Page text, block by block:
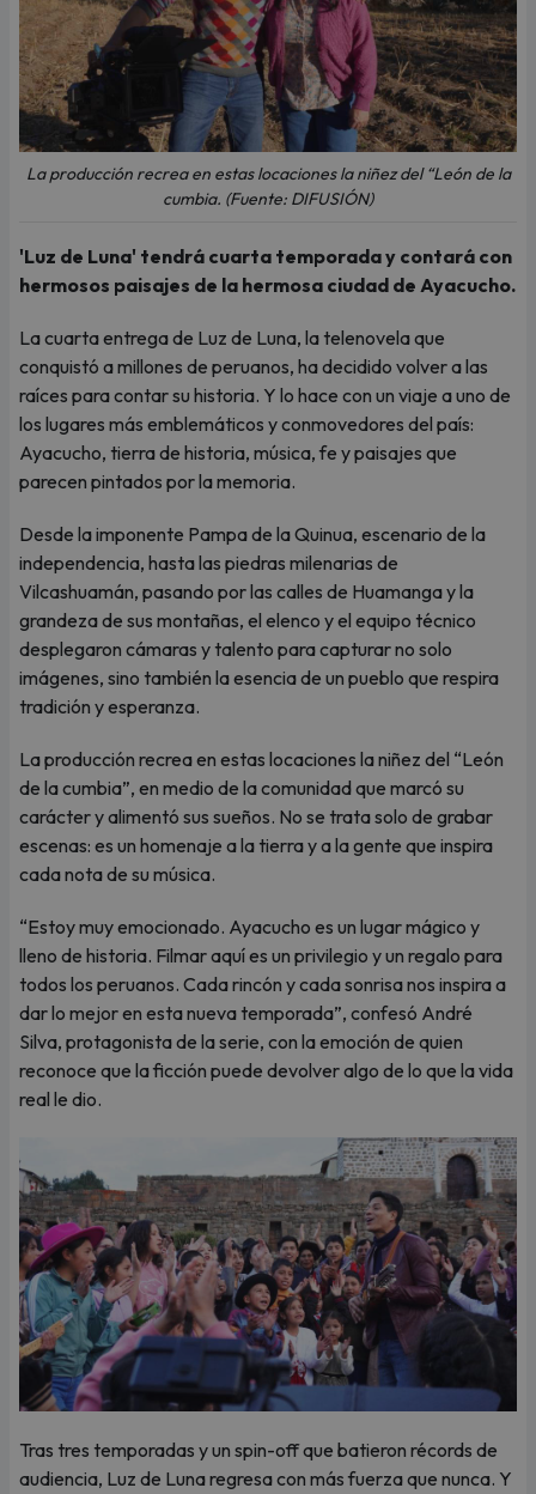
La producción recrea en estas locaciones la niñez del “León de la
cumbia. (Fuente: DIFUSIÓN)
'Luz de Luna' tendrá cuarta temporada y contará con
hermosos paisajes de la hermosa ciudad de Ayacucho.
La cuarta entrega de Luz de Luna, la telenovela que
conquistó a millones de peruanos, ha decidido volver a las
raíces para contar su historia. Y lo hace con un viaje a uno de
los lugares más emblemáticos y conmovedores del país:
Ayacucho, tierra de historia, música, fe y paisajes que
parecen pintados por la memoria.
Desde la imponente Pampa de la Quinua, escenario de la
independencia, hasta las piedras milenarias de
Vilcashuamán, pasando por las calles de Huamanga y la
grandeza de sus montañas, el elenco y el equipo técnico
desplegaron cámaras y talento para capturar no solo
imágenes, sino también la esencia de un pueblo que respira
tradición y esperanza.
La producción recrea en estas locaciones la niñez del “León
de la cumbia”, en medio de la comunidad que marcó su
carácter y alimentó sus sueños. No se trata solo de grabar
escenas: es un homenaje a la tierra y a la gente que inspira
cada nota de su música.
“Estoy muy emocionado. Ayacucho es un lugar mágico y
lleno de historia. Filmar aquí es un privilegio y un regalo para
todos los peruanos. Cada rincón y cada sonrisa nos inspira a
dar lo mejor en esta nueva temporada”, confesó André
Silva, protagonista de la serie, con la emoción de quien
reconoce que la ficción puede devolver algo de lo que la vida
real le dio.
Tras tres temporadas y un spin-off que batieron récords de
audiencia, Luz de Luna regresa con más fuerza que nunca. Y